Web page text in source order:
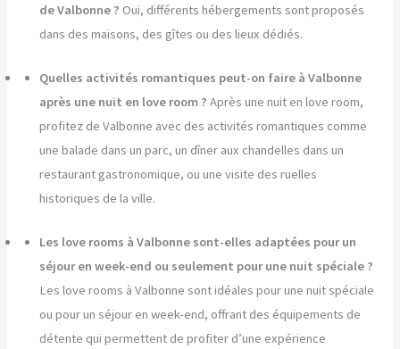
de Valbonne ? Oui, différents hébergements sont proposés
dans des maisons, des gîtes ou des lieux dédiés.
Quelles activités romantiques peut-on faire à Valbonne
après une nuit en love room ? Après une nuit en love room,
profitez de Valbonne avec des activités romantiques comme
une balade dans un parc, un dîner aux chandelles dans un
restaurant gastronomique, ou une visite des ruelles
historiques de la ville.
Les love rooms à Valbonne sont-elles adaptées pour un
séjour en week-end ou seulement pour une nuit spéciale ?
Les love rooms à Valbonne sont idéales pour une nuit spéciale
ou pour un séjour en week-end, offrant des équipements de
détente qui permettent de profiter d’une expérience